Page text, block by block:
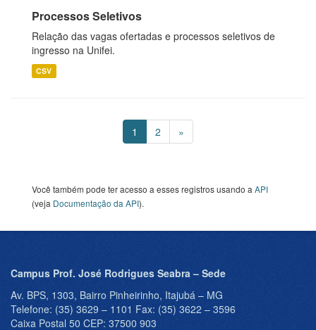
Processos Seletivos
Relação das vagas ofertadas e processos seletivos de
ingresso na Unifei.
CSV
1 2 »
Você também pode ter acesso a esses registros usando a API
(veja Documentação da API).
Campus Prof. José Rodrigues Seabra – Sede
Av. BPS, 1303, Bairro Pinheirinho, Itajubá – MG
Telefone: (35) 3629 – 1101 Fax: (35) 3622 – 3596
Caixa Postal 50 CEP: 37500 903